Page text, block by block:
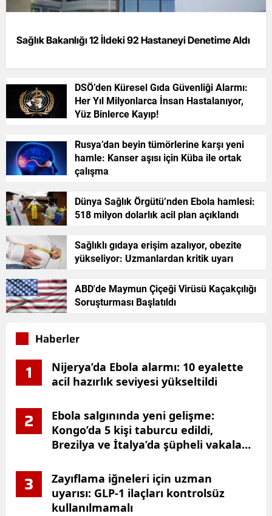
Sağlık Bakanlığı 12 İldeki 92 Hastaneyi Denetime Aldı
DSÖ’den Küresel Gıda Güvenliği Alarmı:
Her Yıl Milyonlarca İnsan Hastalanıyor,
Yüz Binlerce Kayıp!
Rusya’dan beyin tümörlerine karşı yeni
hamle: Kanser aşısı için Küba ile ortak
çalışma
Dünya Sağlık Örgütü’nden Ebola hamlesi:
518 milyon dolarlık acil plan açıklandı
Sağlıklı gıdaya erişim azalıyor, obezite
yükseliyor: Uzmanlardan kritik uyarı
ABD'de Maymun Çiçeği Virüsü Kaçakçılığı
Soruşturması Başlatıldı
Haberler
1
Nijerya’da Ebola alarmı: 10 eyalette
acil hazırlık seviyesi yükseltildi
2
Ebola salgınında yeni gelişme:
Kongo’da 5 kişi taburcu edildi,
Brezilya ve İtalya’da şüpheli vakalar
3
Zayıflama iğneleri için uzman
uyarısı: GLP-1 ilaçları kontrolsüz
kullanılmamalı